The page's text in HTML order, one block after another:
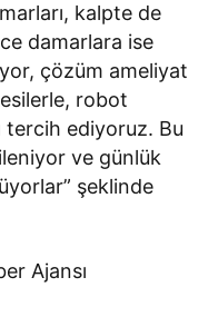
kalpte de
damarlara ise
çözüm ameliyat
robot
tercih ediyoruz. Bu
ve günlük
şeklinde
Ajansı